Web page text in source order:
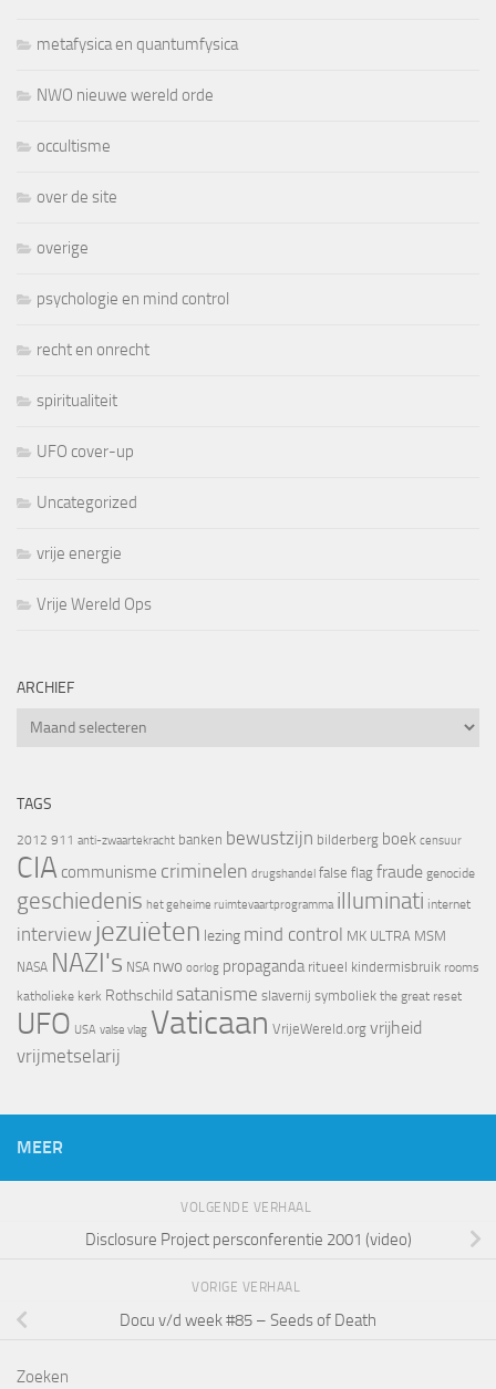
metafysica en quantumfysica
NWO nieuwe wereld orde
occultisme
over de site
overige
psychologie en mind control
recht en onrecht
spiritualiteit
UFO cover-up
Uncategorized
vrije energie
Vrije Wereld Ops
ARCHIEF
Archief
TAGS
2012 911 anti-zwaartekracht banken bewustzijn bilderberg boek censuur
CIA communisme criminelen drugshandel false flag fraude genocide
geschiedenis het geheime ruimtevaartprogramma illuminati internet
interview jezuïeten lezing mind control MK ULTRA MSM
NASA NAZI's NSA nwo oorlog propaganda ritueel kindermisbruik rooms
katholieke kerk Rothschild satanisme slavernij symboliek the great reset
UFO USA valse vlag Vaticaan VrijeWereld.org vrijheid
vrijmetselarij
MEER
VOLGENDE VERHAAL
Disclosure Project persconferentie 2001 (video)
VORIGE VERHAAL
Docu v/d week #85 – Seeds of Death
Zoeken